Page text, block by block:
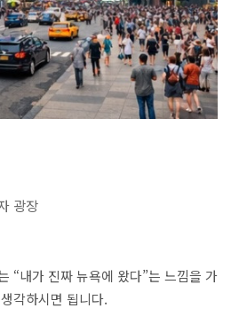
광장
“내가 진짜 뉴욕에 왔다”는 느낌을 가
각하시면 됩니다.